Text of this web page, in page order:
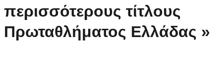
περισσότερους τίτλους
Πρωταθλήματος Ελλάδας »